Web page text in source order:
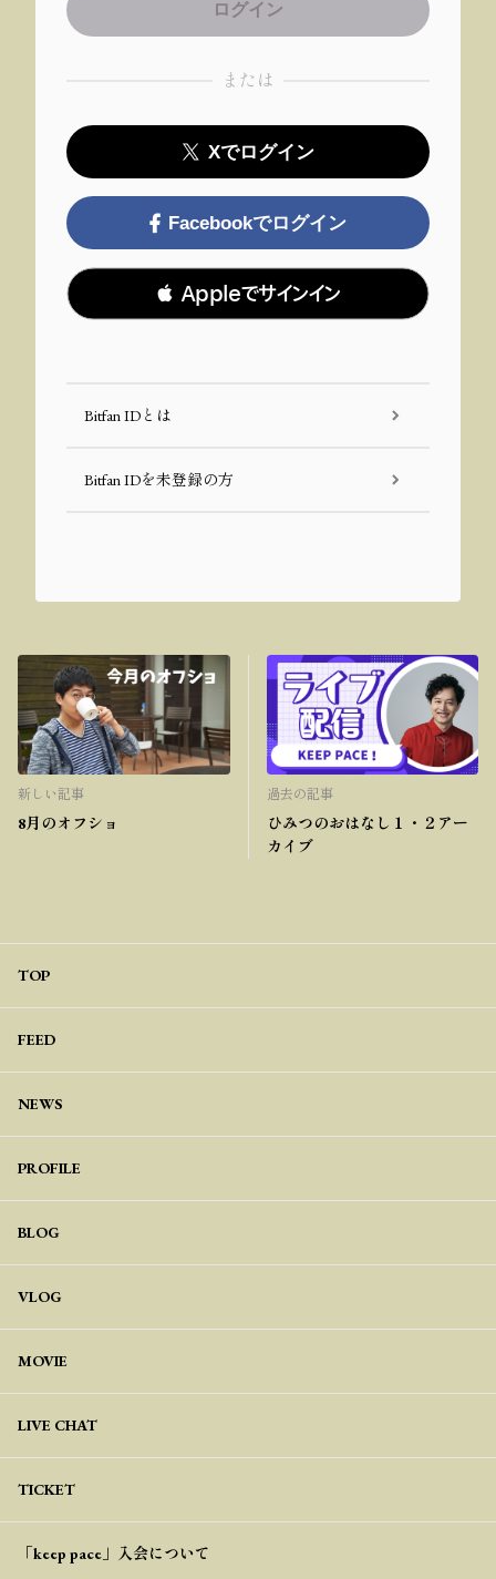
または
Xでログイン
Facebookでログイン
 Appleでサインイン
Bitfan IDとは
Bitfan IDを未登録の方
新しい記事
8月のオフショ
過去の記事
ひみつのおはなし１・２アー
カイブ
TOP
FEED
NEWS
PROFILE
BLOG
VLOG
MOVIE
LIVE CHAT
TICKET
「keep pace」入会について